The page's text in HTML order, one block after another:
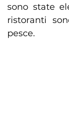
sono state
ristoranti
pesce.